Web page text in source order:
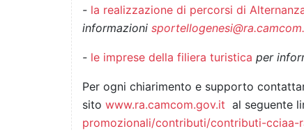
- la realizzazione di percorsi di
informazioni
- le imprese della filiera turistica per
Per ogni chiarimento e supporto
sito www.ra.camcom.gov.it al seguente
promozionali/contributi/contributi-